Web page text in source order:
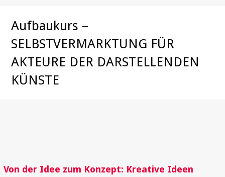
Aufbaukurs –
SELBSTVERMARKTUNG FÜR
AKTEURE DER DARSTELLENDEN
KÜNSTE
Von der Idee zum Konzept: Kreative Ideen